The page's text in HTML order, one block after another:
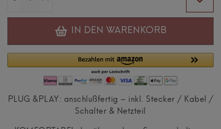
IN DEN WARENKORB
PLUG &PLAY: anschlußfertig – inkl. Stecker / Kabel /
Schalter & Netzteil